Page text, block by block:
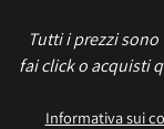
Tutti i prezzi
fai click o acquisti
Informativa sui